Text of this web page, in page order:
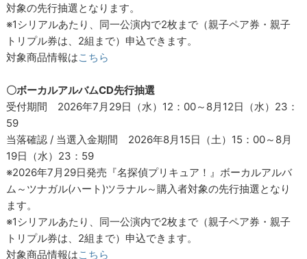
対象の先行抽選となります。
※1シリアルあたり、同一公演内で2枚まで（親子ペア券・親子
トリプル券は、2組まで）申込できます。
対象商品情報はこちら
〇ボーカルアルバムCD先行抽選
受付期間 2026年7月29日（水）12：00～8月12日（水）23：
59
当落確認 / 当選入金期間 2026年8月15日（土）15：00～8月
19日（水）23：59
※2026年7月29日発売『名探偵プリキュア！』ボーカルアルバ
ム～ツナガル(ハート)ツラナル～購入者対象の先行抽選となり
ます。
※1シリアルあたり、同一公演内で2枚まで（親子ペア券・親子
トリプル券は、2組まで）申込できます。
対象商品情報はこちら